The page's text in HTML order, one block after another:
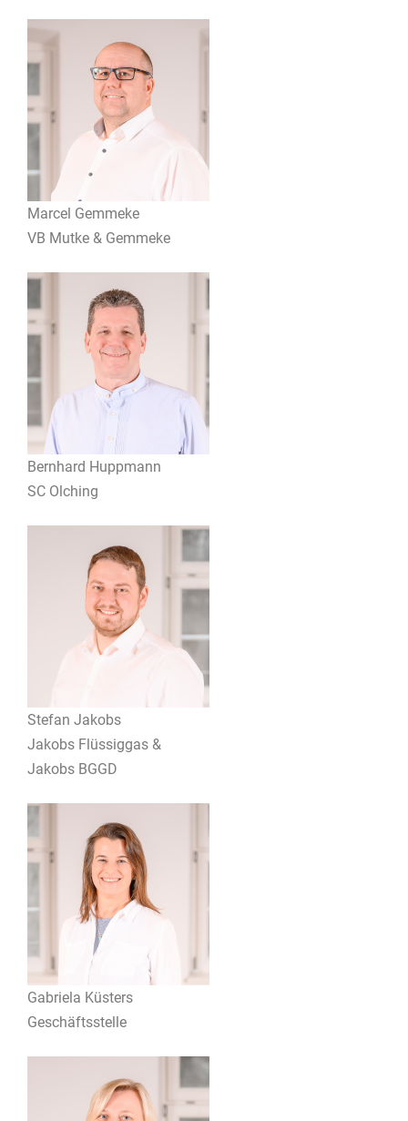
Marcel Gemmeke
VB Mutke & Gemmeke
Bernhard Huppmann
SC Olching
Stefan Jakobs
Jakobs Flüssiggas &
Jakobs BGGD
Gabriela Küsters
Geschäftsstelle